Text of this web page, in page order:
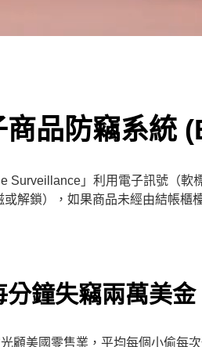
品防竊系統
Surveillance」利用電子訊號（
或解鎖），如果商品未經由結帳
鐘失竊兩萬美金
顧美國零售業，平均每個小偷每